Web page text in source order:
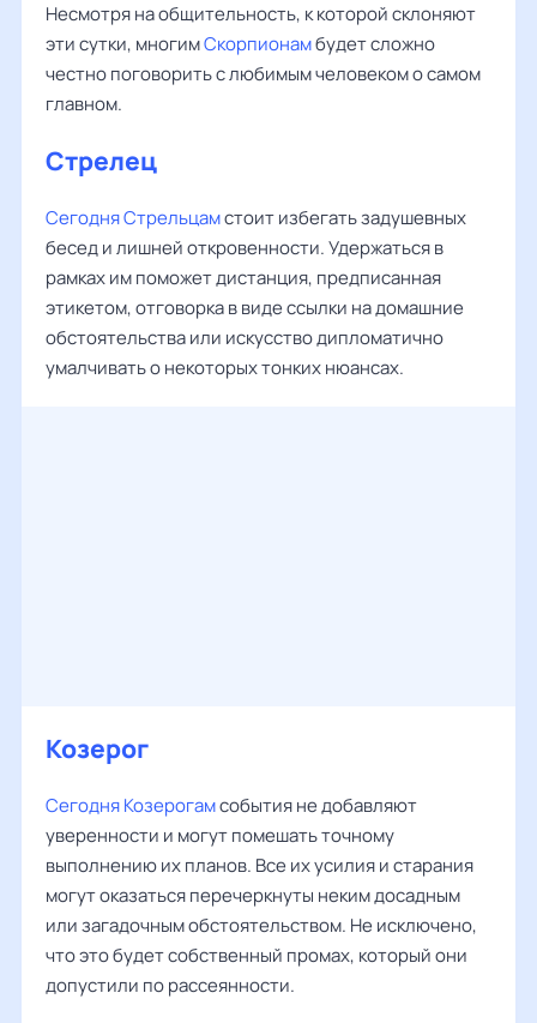
Несмотря на общительность, к которой склоняют
эти сутки, многимСкорпионамбудет сложно
честно поговорить с любимым человеком о самом
главном.
Стрелец
Сегодня Стрельцамстоит избегать задушевных
бесед и лишней откровенности. Удержаться в
рамках им поможет дистанция, предписанная
этикетом, отговорка в виде ссылки на домашние
обстоятельства или искусство дипломатично
умалчивать о некоторых тонких нюансах.
Козерог
Сегодня Козерогамсобытия не добавляют
уверенности и могут помешать точному
выполнению их планов. Все их усилия и старания
могут оказаться перечеркнуты неким досадным
или загадочным обстоятельством. Не исключено,
что это будет собственный промах, который они
допустили по рассеянности.